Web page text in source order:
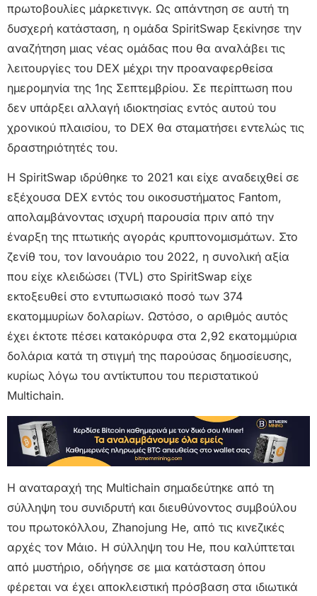
πρωτοβουλίες μάρκετινγκ. Ως απάντηση σε αυτή τη
δυσχερή κατάσταση, η ομάδα SpiritSwap ξεκίνησε την
αναζήτηση μιας νέας ομάδας που θα αναλάβει τις
λειτουργίες του DEX μέχρι την προαναφερθείσα
ημερομηνία της 1ης Σεπτεμβρίου. Σε περίπτωση που
δεν υπάρξει αλλαγή ιδιοκτησίας εντός αυτού του
χρονικού πλαισίου, το DEX θα σταματήσει εντελώς τις
δραστηριότητές του.
Η SpiritSwap ιδρύθηκε το 2021 και είχε αναδειχθεί σε
εξέχουσα DEX εντός του οικοσυστήματος Fantom,
απολαμβάνοντας ισχυρή παρουσία πριν από την
έναρξη της πτωτικής αγοράς κρυπτονομισμάτων. Στο
ζενίθ του, τον Ιανουάριο του 2022, η συνολική αξία
που είχε κλειδώσει (TVL) στο SpiritSwap είχε
εκτοξευθεί στο εντυπωσιακό ποσό των 374
εκατομμυρίων δολαρίων. Ωστόσο, ο αριθμός αυτός
έχει έκτοτε πέσει κατακόρυφα στα 2,92 εκατομμύρια
δολάρια κατά τη στιγμή της παρούσας δημοσίευσης,
κυρίως λόγω του αντίκτυπου του περιστατικού
Multichain.
Η αναταραχή της Multichain σημαδεύτηκε από τη
σύλληψη του συνιδρυτή και διευθύνοντος συμβούλου
του πρωτοκόλλου, Zhanojung He, από τις κινεζικές
αρχές τον Μάιο. Η σύλληψη του He, που καλύπτεται
από μυστήριο, οδήγησε σε μια κατάσταση όπου
φέρεται να έχει αποκλειστική πρόσβαση στα ιδιωτικά